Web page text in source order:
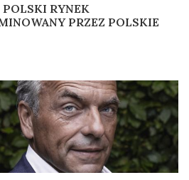
POLSKI RYNEK
PRZEZ POLSKIE